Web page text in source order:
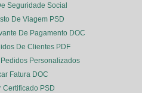
Seguridade Social
De Viagem PSD
De Pagamento DOC
De Clientes PDF
Personalizados
Fatura DOC
Certificado PSD